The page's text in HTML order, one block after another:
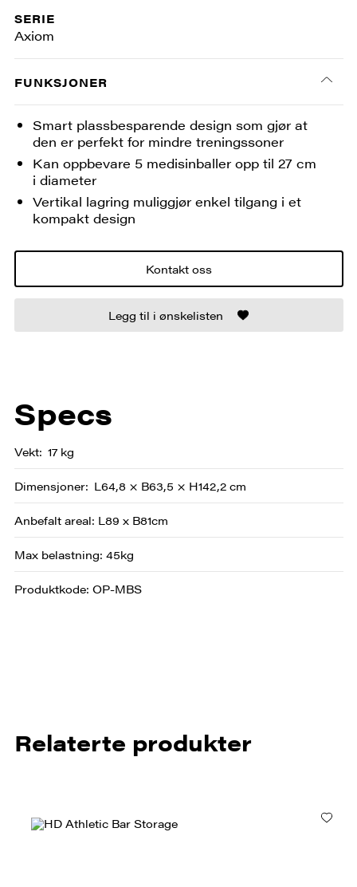
SERIE
Axiom
FUNKSJONER
Smart plassbesparende design som gjør at
den er perfekt for mindre treningssoner
Kan oppbevare 5 medisinballer opp til 27 cm
i diameter
Vertikal lagring muliggjør enkel tilgang i et
kompakt design
Kontakt oss
Legg til i ønskelisten
Specs
Vekt 17 kg
Dimensjoner L64,8 × B63,5 × H142,2 cm
Anbefalt areal: L89 x B81cm
Max belastning: 45kg
Produktkode: OP-MBS
Relaterte produkter